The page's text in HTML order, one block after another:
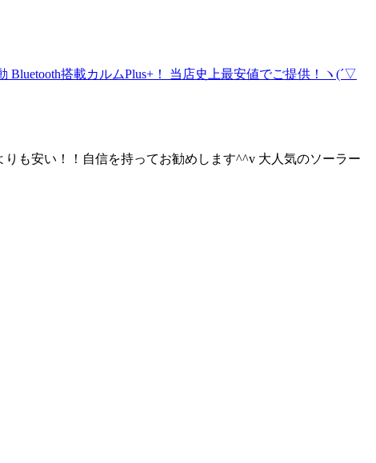
も安い！！自信を持ってお勧めします^^v 大人気のソーラー